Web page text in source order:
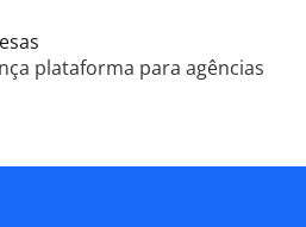
plataforma para agências